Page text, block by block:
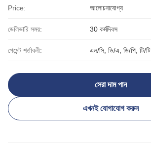
Price: আলোচনাযোগ্য
ডেলিভারি সময়: 30 কর্মদিবস
পেমেন্ট শর্তাবলী: এল/সি, ডি/এ, ডি/পি, টি/টি
সেরা দাম পান
এখনই যোগাযোগ করুন